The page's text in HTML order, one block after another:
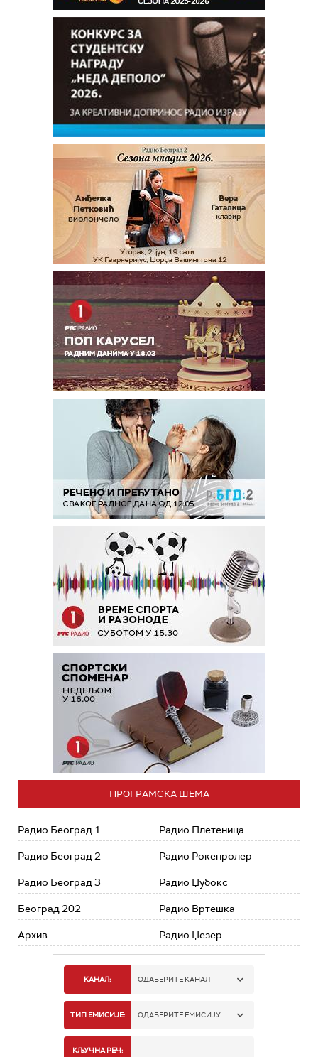
ПРОГРАМСКА ШЕМА
Радио Београд 1
Радио Београд 2
Радио Београд 3
Београд 202
Архив
Радио Плетеница
Радио Рокенролер
Радио Џубокс
Радио Вртешка
Радио Џезер
КАНАЛ: ОДАБЕРИТЕ КАНАЛ
РАДИО БЕОГРАД 1
ТИП ЕМИСИЈЕ: ОДАБЕРИТЕ ЕМИСИЈУ
КЉУЧНА РЕЧ: